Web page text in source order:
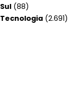
Sul (88)
Tecnologia (2.691)